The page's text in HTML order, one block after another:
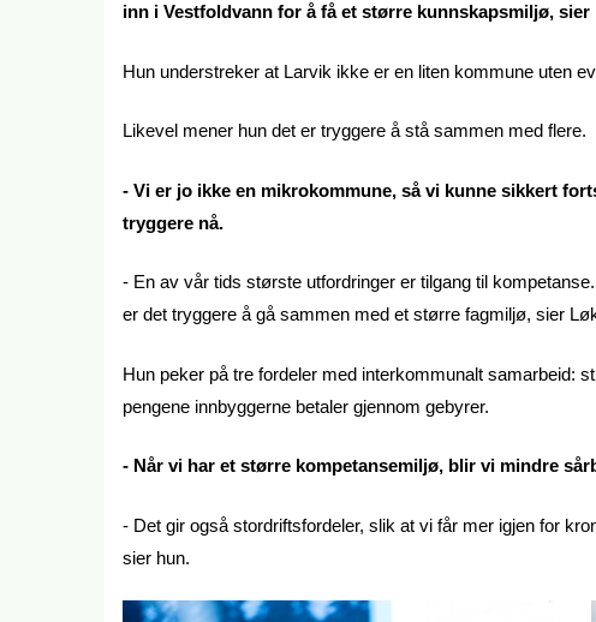
inn i Vestfoldvann for å få et større kunnskapsmiljø, sier
Hun understreker at Larvik ikke er en liten kommune uten
Likevel mener hun det er tryggere å stå sammen med flere.
- Vi er jo ikke en mikrokommune, så vi kunne sikkert
tryggere nå.
- En av vår tids største utfordringer er tilgang til
er det tryggere å gå sammen med et større fagmiljø, sier
Hun peker på tre fordeler med interkommunalt samarbeid:
pengene innbyggerne betaler gjennom gebyrer.
- Når vi har et større kompetansemiljø, blir vi mindre
- Det gir også stordriftsfordeler, slik at vi får mer igjen for
sier hun.